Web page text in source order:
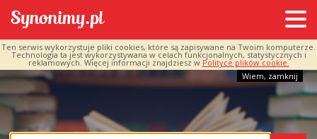
Ten serwis wykorzystuje pliki cookies, które są zapisywane na Twoim komputerze.
Technologia ta jest wykorzystywana w celach funkcjonalnych, statystycznych i
reklamowych. Więcej informacji znajdziesz w Polityce plików cookie.
Wiem, zamknij